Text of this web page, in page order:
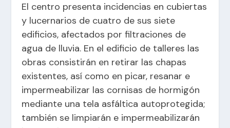
El centro presenta incidencias en cubiertas
y lucernarios de cuatro de sus siete
edificios, afectados por filtraciones de
agua de lluvia. En el edificio de talleres las
obras consistirán en retirar las chapas
existentes, así como en picar, resanar e
impermeabilizar las cornisas de hormigón
mediante una tela asfáltica autoprotegida;
también se limpiarán e impermeabilizarán